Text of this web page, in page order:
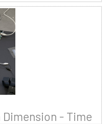
- Time